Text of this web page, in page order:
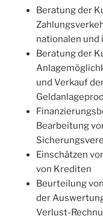
Beratung der
nationalen
Beratung der
und Verkauf
Bearbeitung
Einschätzen
von Krediten
Beurteilung
der
Verlust-